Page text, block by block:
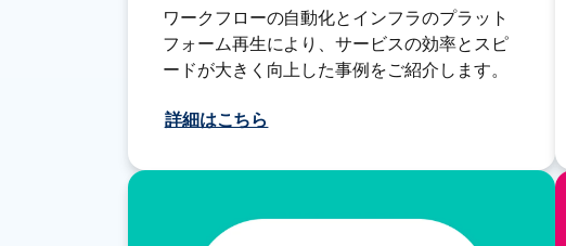
ワークフローの自動化とインフラのプラット
フォーム再生により、サービスの効率とスピ
ードが大きく向上した事例をご紹介します。
詳細はこちら